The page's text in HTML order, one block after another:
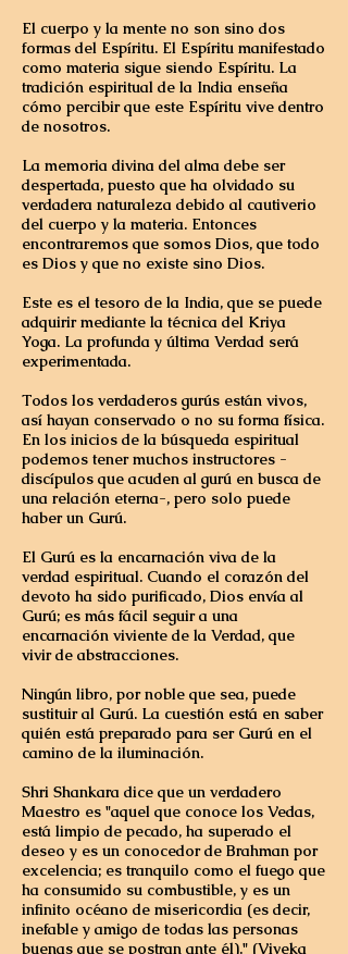
El cuerpo y la mente no son sino dos
formas del Espíritu. El Espíritu manifestado
como materia sigue siendo Espíritu. La
tradición espiritual de la India enseña
cómo percibir que este Espíritu vive dentro
de nosotros.
La memoria divina del alma debe ser
despertada, puesto que ha olvidado su
verdadera naturaleza debido al cautiverio
del cuerpo y la materia. Entonces
encontraremos que somos Dios, que todo
es Dios y que no existe sino Dios.
Este es el tesoro de la India, que se puede
adquirir mediante la técnica del Kriya
Yoga. La profunda y última Verdad será
experimentada.
Todos los verdaderos gurús están vivos,
así hayan conservado o no su forma física.
En los inicios de la búsqueda espiritual
podemos tener muchos instructores -
discípulos que acuden al gurú en busca de
una relación eterna-, pero solo puede
haber un Gurú.
El Gurú es la encarnación viva de la
verdad espiritual. Cuando el corazón del
devoto ha sido purificado, Dios envía al
Gurú; es más fácil seguir a una
encarnación viviente de la Verdad, que
vivir de abstracciones.
Ningún libro, por noble que sea, puede
sustituir al Gurú. La cuestión está en saber
quién está preparado para ser Gurú en el
camino de la iluminación.
Shri Shankara dice que un verdadero
Maestro es "aquel que conoce los Vedas,
está limpio de pecado, ha superado el
deseo y es un conocedor de Brahman por
excelencia; es tranquilo como el fuego que
ha consumido su combustible, y es un
infinito océano de misericordia (es decir,
inefable y amigo de todas las personas
buenas que se postran ante él)." (Viveka